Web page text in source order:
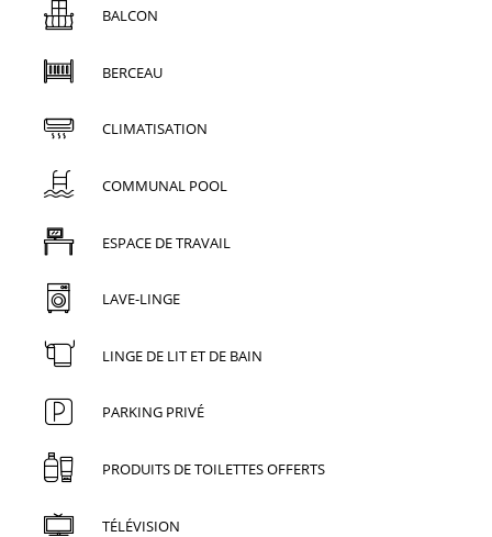
BALCON
BERCEAU
CLIMATISATION
COMMUNAL POOL
ESPACE DE TRAVAIL
LAVE-LINGE
LINGE DE LIT ET DE BAIN
PARKING PRIVÉ
PRODUITS DE TOILETTES OFFERTS
TÉLÉVISION